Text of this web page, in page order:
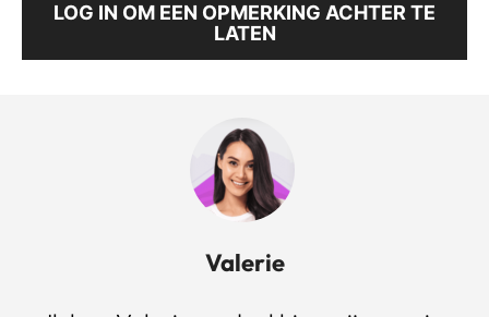
LOG IN OM EEN OPMERKING ACHTER TE
LATEN
Valerie